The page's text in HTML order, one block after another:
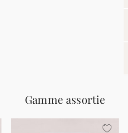
Gamme assortie